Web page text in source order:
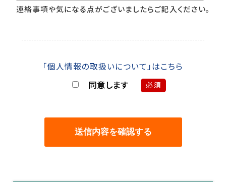
連絡事項や気になる点がございましたらご記入ください。
「個人情報の取扱いについて」はこちら
同意します 必須